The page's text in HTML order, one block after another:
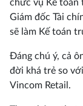
chức vụ Kế toán
Giám đốc Tài
sẽ làm Kế toán
Đáng chú ý, cả
đời khá trẻ so
Vincom Retail.